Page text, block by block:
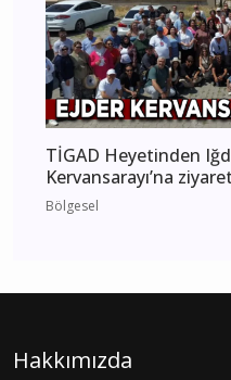
TİGAD Heyetinden
Kervansarayı’na ziyaret
Bölgesel
Hakkımızda